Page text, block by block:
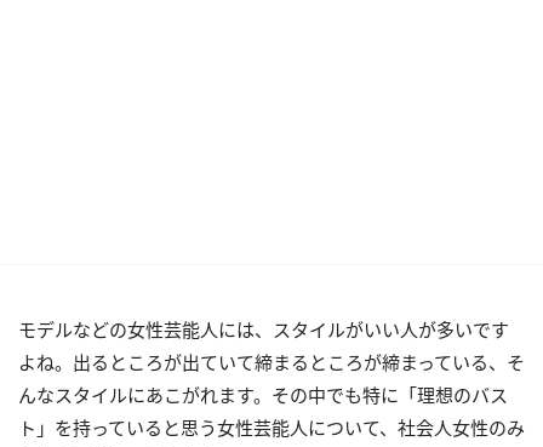
モデルなどの女性芸能人には、スタイルがいい人が多いです
よね。出るところが出ていて締まるところが締まっている、そ
んなスタイルにあこがれます。その中でも特に「理想のバス
ト」を持っていると思う女性芸能人について、社会人女性のみ